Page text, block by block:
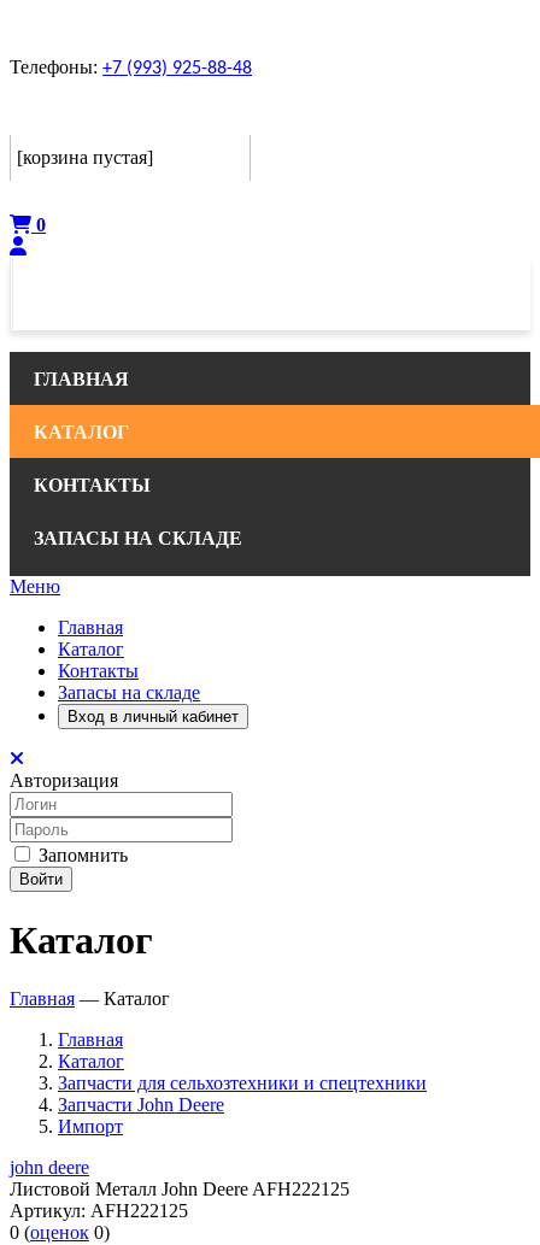
Телефоны: +7 (993) 925-88-48
[корзина пустая]
0
ГЛАВНАЯ
КАТАЛОГ
КОНТАКТЫ
ЗАПАСЫ НА СКЛАДЕ
Меню
Главная
Каталог
Контакты
Запасы на складе
Вход в личный кабинет
Авторизация
Запомнить
Войти
Каталог
Главная — Каталог
Главная
Каталог
Запчасти для сельхозтехники и спецтехники
Запчасти John Deere
Импорт
john deere
Листовой Металл John Deere AFH222125
Артикул: AFH222125
0 (оценок 0)